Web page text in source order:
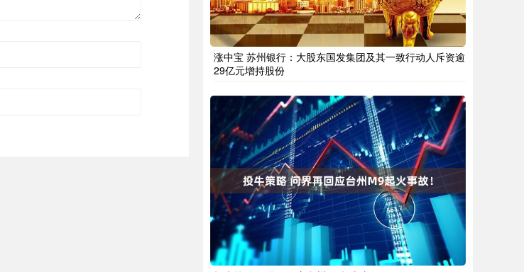
涨中宝 苏州银行：大股东国发集团及其一致行动人斥资逾
29亿元增持股份